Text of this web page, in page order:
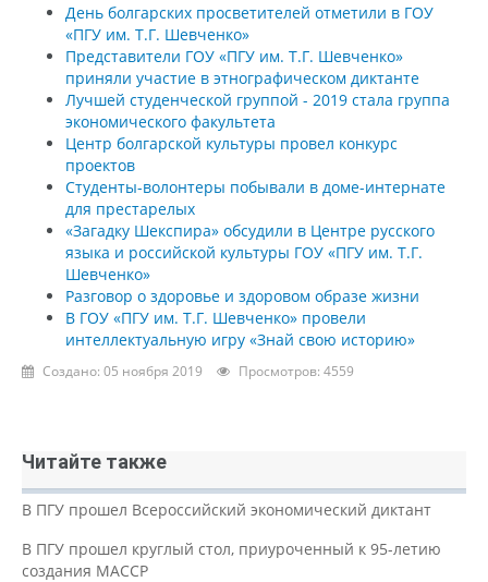
День болгарских просветителей отметили в ГОУ
«ПГУ им. Т.Г. Шевченко»
Представители ГОУ «ПГУ им. Т.Г. Шевченко»
приняли участие в этнографическом диктанте
Лучшей студенческой группой - 2019 стала группа
экономического факультета
Центр болгарской культуры провел конкурс
проектов
Студенты-волонтеры побывали в доме-интернате
для престарелых
«Загадку Шекспира» обсудили в Центре русского
языка и российской культуры ГОУ «ПГУ им. Т.Г.
Шевченко»
Разговор о здоровье и здоровом образе жизни
В ГОУ «ПГУ им. Т.Г. Шевченко» провели
интеллектуальную игру «Знай свою историю»
Создано: 05 ноября 2019 Просмотров: 4559
Читайте также
В ПГУ прошел Всероссийский экономический диктант
В ПГУ прошел круглый стол, приуроченный к 95-летию
создания МАССР